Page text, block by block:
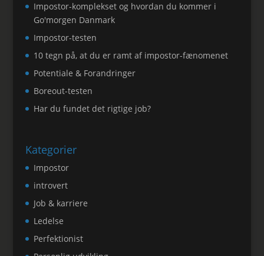
Impostor-komplekset og hvordan du kommer i
Go'morgen Danmark
Impostor-testen
10 tegn på, at du er ramt af impostor-fænomenet
Potentiale & Forandringer
Boreout-testen
Har du fundet det rigtige job?
Kategorier
Impostor
introvert
Job & karriere
Ledelse
Perfektionist